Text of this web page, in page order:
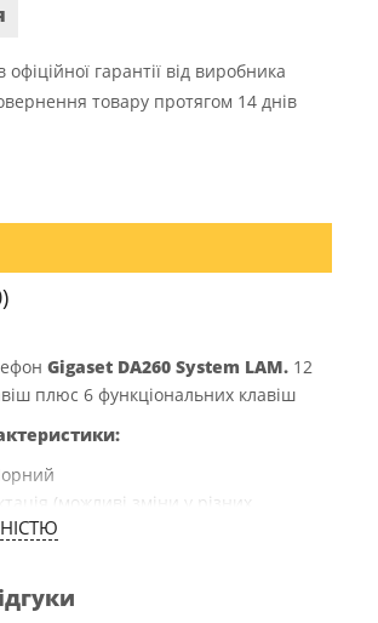
офіційної гарантії від виробника
товару протягом 14 днів
Gigaset DA260 System LAM. 12
плюс 6 функціональних клавіш
(можливі зміни у різних
Документація, Телефон,
міс.: 12
Китай